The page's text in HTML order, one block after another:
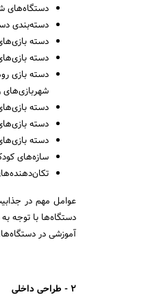
دستگاه‌های
دسته‌بندی
دسته بازی‌های مکانیکی
دسته
دسته بازی
شهربازی‌های
دسته
دسته
دسته
سازه‌های
عوامل مهم در
دستگاه‌ها با توجه
آموزشی در
2- طراحی داخلی